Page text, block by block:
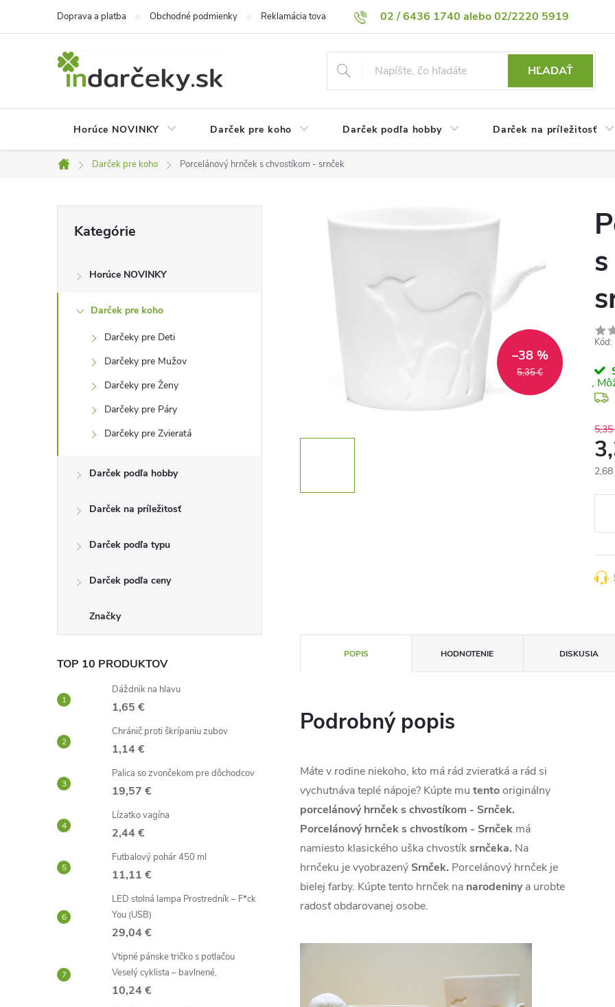
02 / 6436 1740 alebo 02/2220 5919
Doprava a platba Obchodné podmienky Reklamácia tovaru Vrátenie tovaru Podmienky ochrany osobných údajov
HĽADAŤ
Horúce NOVINKY Darček pre koho Darček podľa hobby Darček na príležitosť
Domov
Darček pre koho Porcelánový hrnček s chvostíkom - srnček
č
n
kategórie
Kategórie
Horúce NOVINKY
Darček pre koho
Darčeky pre Deti
Darčeky pre Mužov
Darčeky pre Ženy
Darčeky pre Páry
Darčeky pre Zvieratá
Darček podľa hobby
Darček na príležitosť
Darček podľa typu
Darček podľa ceny
Značky
TOP 10 PRODUKTOV
Dáždnik na hlavu
1,65 €
Chránič proti škrípaniu zubov
1,14 €
Palica so zvončekom pre dôchodcov
19,57 €
Lízatko vagína
2,44 €
Futbalový pohár 450 ml
11,11 €
LED stolná lampa Prostredník – F*ck
You (USB)
29,04 €
Vtipné pánske tričko s potlačou
Veselý cyklista – bavlnené,
10,24 €
5,35 €
–38 %
Kód:
POPIS HODNOTENIE DISKUSIA
Podrobný popis
Máte v rodine niekoho, kto má rád zvieratká a rád si
vychutnáva teplé nápoje? Kúpte mu tentooriginálny
porcelánový hrnček s chvostíkom - Srnček.
Porcelánový hrnček s chvostíkom - Srnček má
namiesto klasického uška chvostíksrnčeka. Na
hrnčeku je vyobrazený Srnček. Porcelánový hrnček je
bielej farby. Kúpte tento hrnček na narodeninya urobte
radosť obdarovanej osobe.